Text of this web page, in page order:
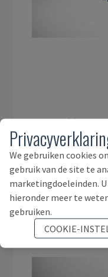
De machines
aanbevelingen
handleidingen.
in om de
vorkheftrucks
laden.
We gebruiken cookies
gebruik van de site te
marketingdoeleinden.
hieronder meer te
gebruiken.
COOKIE-